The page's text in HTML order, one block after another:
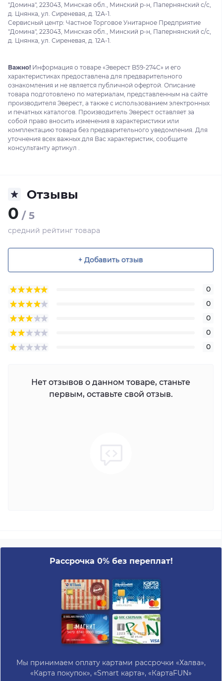
"Домина", 223043, Минская обл., Минский р-н, Папернянский с/с,
д. Цнянка, ул. Сиреневая, д. 12А-1.
Сервисный центр: Частное Торговое Унитарное Предприятие
"Домина", 223043, Минская обл., Минский р-н, Папернянский с/с,
д. Цнянка, ул. Сиреневая, д. 12А-1.
Важно! Информация о товаре «Эверест B59-274C» и его
характеристиках предоставлена для предварительного
ознакомления и не является публичной офертой. Описание
товара подготовлено по материалам, представленным на сайте
производителя Эверест, а также с использованием электронных
и печатных каталогов. Производитель Эверест оставляет за
собой право вносить изменения в характеристики или
комплектацию товара без предварительного уведомления. Для
уточнения всех важных для Вас характеристик, сообщите
консультанту артикул .
Отзывы
0 / 5
средний рейтинг товара
+ Добавить отзыв
0
0
0
0
0
Нет отзывов о данном товаре, станьте
первым, оставьте свой отзыв.
Рассрочка 0% без переплат!
Мы принимаем оплату картами рассрочки «Халва»,
«Карта покупок», «Smart карта», «КартаFUN»